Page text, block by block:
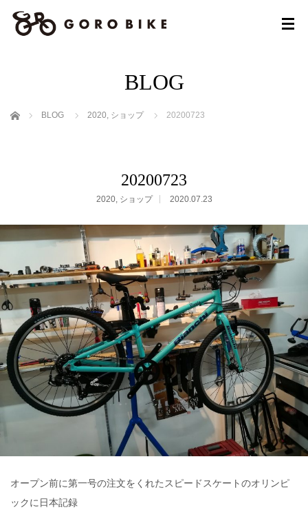
BLOG
ホーム BLOG 2020, ショップ 20200723
20200723
2020, ショップ 2020.07.23
オープン前に第一号の注文をくれたスピードスケートのオリンピ
ックに日本記録